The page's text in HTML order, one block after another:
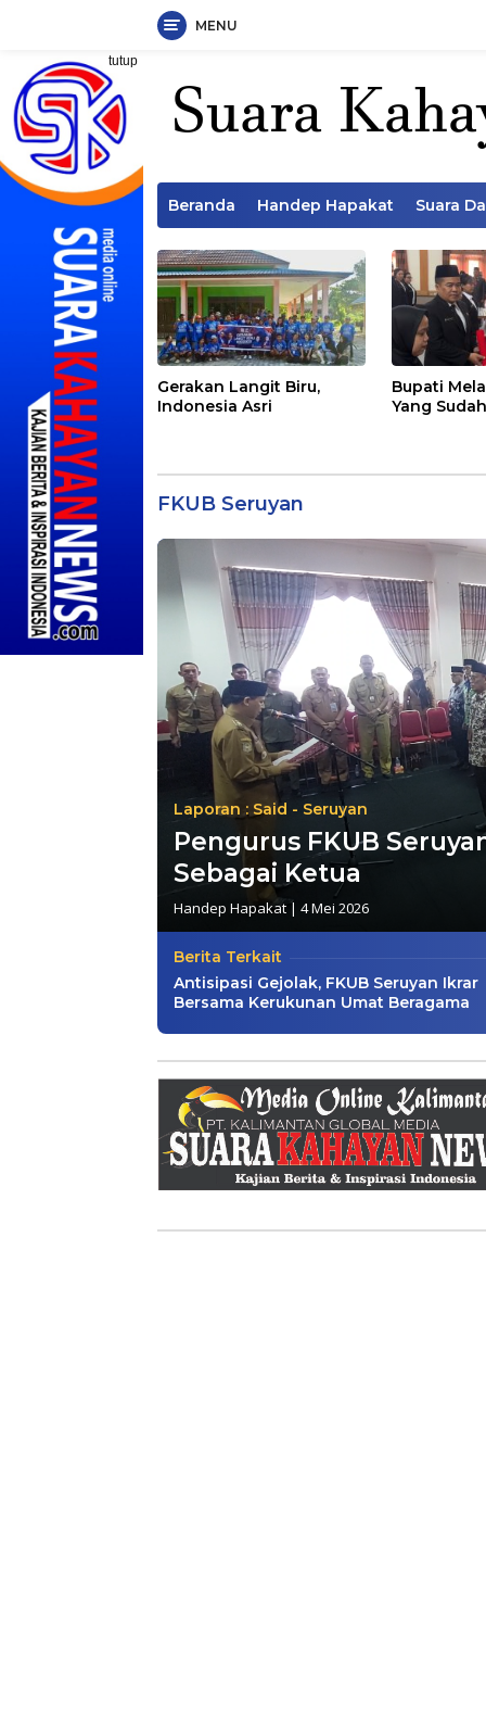
Langsung
konten
MENU
tutup
Beranda Handep Hapakat Suara
Gerakan Langit Biru,
Indonesia Asri
Bupati
Yang
FKUB Seruyan
Laporan : Said - Seruyan
Pengurus FKUB
Sebagai Ketua
Handep Hapakat | 4 Mei 2026
Berita Terkait
Antisipasi Gejolak, FKUB Seruyan Ikrar
Bersama Kerukunan Umat Beragama